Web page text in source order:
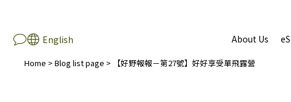
English About Us
Home > Blog list page > 【好野報報－第27號】好好享受單飛露營